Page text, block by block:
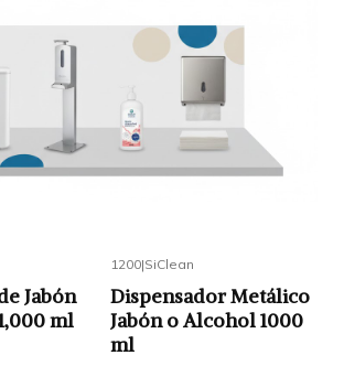
Jabón
ml
1200|SiClean
Dispensador Metálico
Jabón o Alcohol 1000
ml